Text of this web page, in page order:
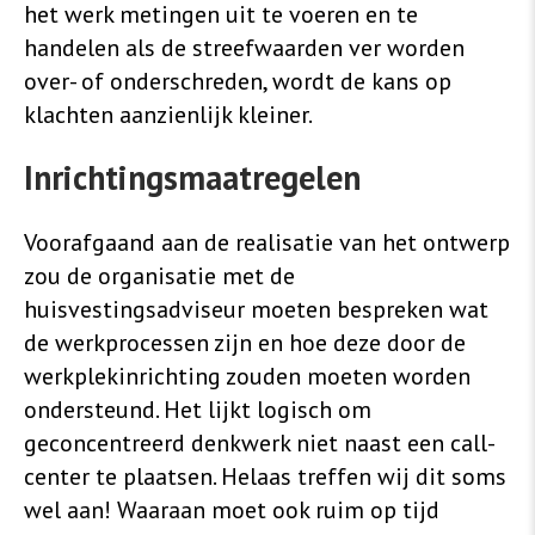
het werk metingen uit te voeren en te
handelen als de streefwaarden ver worden
over- of onderschreden, wordt de kans op
klachten aanzienlijk kleiner.
Inrichtingsmaatregelen
Voorafgaand aan de realisatie van het ontwerp
zou de organisatie met de
huisvestingsadviseur moeten bespreken wat
de werkprocessen zijn en hoe deze door de
werkplekinrichting zouden moeten worden
ondersteund. Het lijkt logisch om
geconcentreerd denkwerk niet naast een call-
center te plaatsen. Helaas treffen wij dit soms
wel aan! Waaraan moet ook ruim op tijd